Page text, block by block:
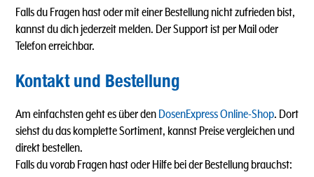
Falls du Fragen hast oder mit einer Bestellung nicht zufrieden bist,
kannst du dich jederzeit melden. Der Support ist per Mail oder
Telefon erreichbar.
Kontakt und Bestellung
Am einfachsten geht es über den DosenExpress Online-Shop. Dort
siehst du das komplette Sortiment, kannst Preise vergleichen und
direkt bestellen.
Falls du vorab Fragen hast oder Hilfe bei der Bestellung brauchst: